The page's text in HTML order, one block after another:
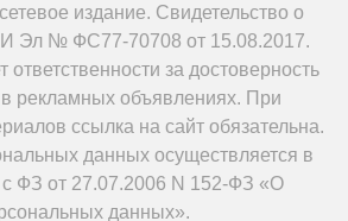
издание. Свидетельство о
Эл № ФС77-70708 от 15.08.2017.
ответственности за достоверность
рекламных объявлениях. При
ссылка на сайт обязательна.
данных осуществляется в
с ФЗ от 27.07.2006 N 152-ФЗ «О
данных».